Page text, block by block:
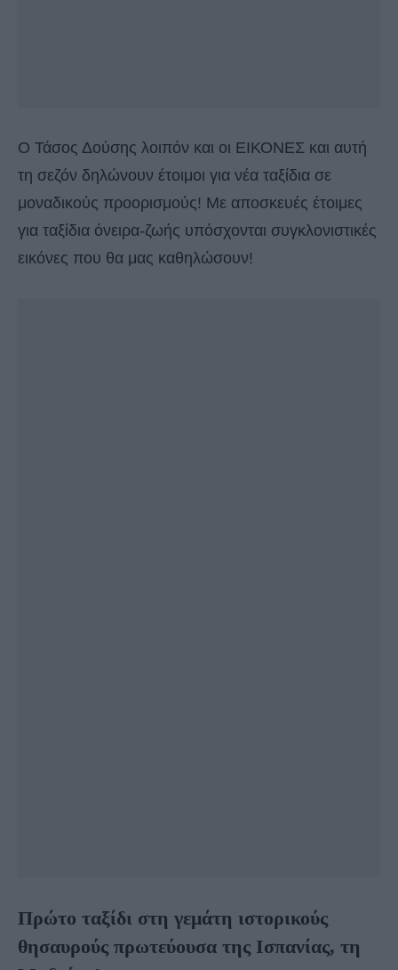
O Τάσος Δούσης λοιπόν και οι ΕΙΚΟΝΕΣ και αυτή
τη σεζόν δηλώνουν έτοιμοι για νέα ταξίδια σε
μοναδικούς προορισμούς! Με αποσκευές έτοιμες
για ταξίδια όνειρα-ζωής υπόσχονται συγκλονιστικές
εικόνες που θα μας καθηλώσουν!
Πρώτο ταξίδι στη γεμάτη ιστορικούς
θησαυρούς πρωτεύουσα της Ισπανίας, τη